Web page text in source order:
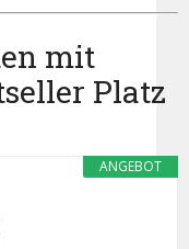
mit
Platz
ANGEBOT